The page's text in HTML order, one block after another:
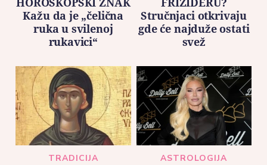
Kažu da je „čelična
ruka u svilenoj
rukavici“
Stručnjaci otkrivaju
gde će najduže ostati
svež
TRADICIJA ASTROLOGIJA